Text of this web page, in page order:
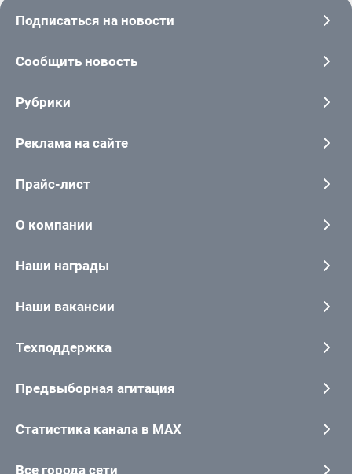
Подписаться на новости
Сообщить новость
Рубрики
Реклама на сайте
Прайс-лист
О компании
Наши награды
Наши вакансии
Техподдержка
Предвыборная агитация
Статистика канала в MAX
Все города сети